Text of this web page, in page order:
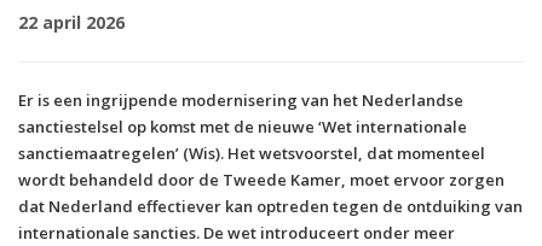
22 april 2026
Er is een ingrijpende modernisering van het Nederlandse
sanctiestelsel op komst met de nieuwe ‘Wet internationale
sanctiemaatregelen’ (Wis). Het wetsvoorstel, dat momenteel
wordt behandeld door de Tweede Kamer, moet ervoor zorgen
dat Nederland effectiever kan optreden tegen de ontduiking van
internationale sancties. De wet introduceert onder meer